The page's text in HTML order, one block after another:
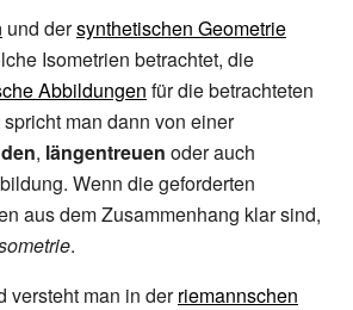
und dersynthetischen Geometrie
Isometrien betrachtet, die
Abbildungen für die betrachteten
man dann von einer
, längentreuen oder auch
Wenn die geforderten
aus dem Zusammenhang klar sind,
.
versteht man in derriemannschen